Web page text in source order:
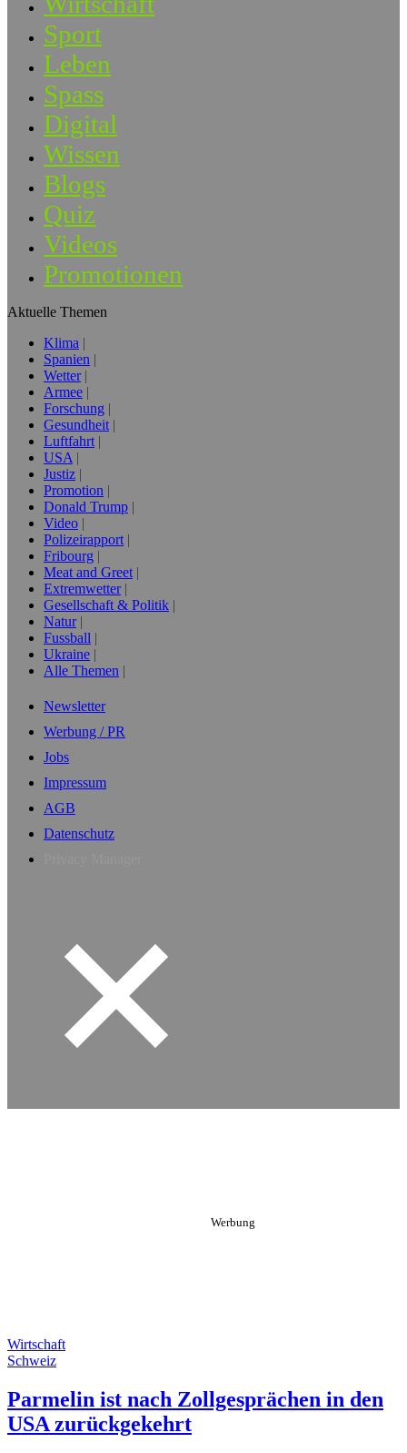
Sport
Leben
Spass
Digital
Wissen
Blogs
Quiz
Videos
Promotionen
Aktuelle Themen
Klima
Spanien
Wetter
Armee
Forschung
Gesundheit
Luftfahrt
USA
Justiz
Promotion
Donald Trump
Video
Polizeirapport
Fribourg
Meat and Greet
Extremwetter
Gesellschaft & Politik
Natur
Fussball
Ukraine
Alle Themen
Newsletter
Werbung / PR
Jobs
Impressum
AGB
Datenschutz
Wirtschaft
Schweiz
Parmelin ist nach Zollgesprächen in den
USA zurückgekehrt